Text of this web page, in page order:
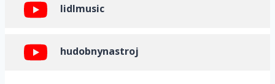
lidlmusic
hudobnynastroj